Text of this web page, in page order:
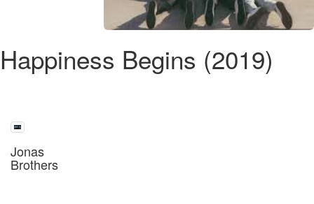
Happiness Begins (2019)
Jonas
Brothers